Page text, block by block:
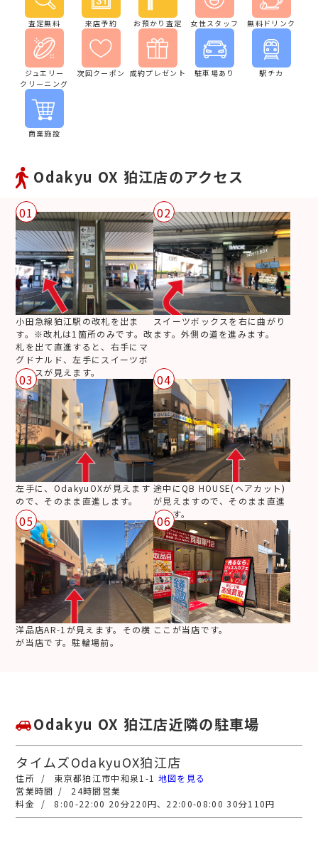
査定無料 来店予約 お預かり査定 女性スタッフ 無料ドリンク
ジュエリー
クリーニング
次回クーポン 成約プレゼント 駐車場あり 駅チカ
商業施設
Odakyu OX 狛江店のアクセス
01
小田急線狛江駅の改札を出ま
す。※改札は1箇所のみです。改
札を出て直進すると、右手にマ
グドナルド、左手にスイーツボ
ックスが見えます。
02
スイーツボックスを右に曲がり
ます。外側の道を進みます。
03
左手に、OdakyuOXが見えます
ので、そのまま直進します。
04
途中にQB HOUSE(ヘアカット)
が見えますので、そのまま直進
します。
05
洋品店AR-1が見えます。その横
が当店です。駐輪場前。
06
ここが当店です。
Odakyu OX 狛江店近隣の駐車場
タイムズOdakyuOX狛江店
東京都狛江市中和泉1-1 地図を見る
24時間営業
8:00-22:00 20分220円、22:00-08:00 30分110円